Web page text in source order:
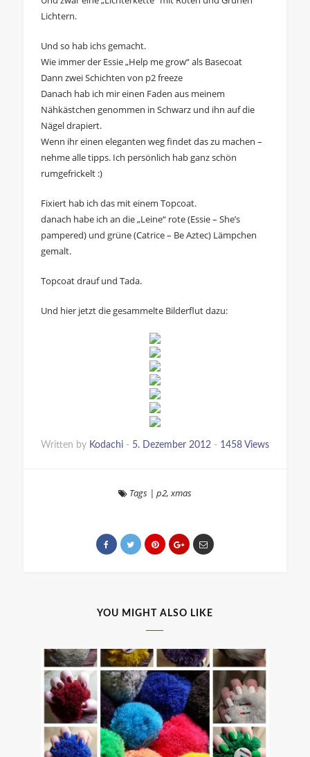
Lichtern.
Und so hab ichs gemacht.
Wie immer der Essie „Help me grow“ als Basecoat
Dann zwei Schichten von p2 freeze
Danach hab ich mir einen Faden aus meinem
Nähkästchen genommen in Schwarz und ihn auf die
Nägel drapiert.
Wenn ihr einen eleganten weg findet das zu machen –
nehme alle tipps. Ich persönlich hab ganz schön
rumgefrickelt :)
Fixiert hab ich das mit einem Topcoat.
danach habe ich an die „Leine“ rote (Essie – She’s
pampered) und grüne (Catrice – Be Aztec) Lämpchen
gemalt.
Topcoat drauf und Tada.
Und hier jetzt die gesammelte Bilderflut dazu:
Written by Kodachi - 5. Dezember 2012 - 1458 Views
Tags| p2,xmas
YOU MIGHT ALSO LIKE